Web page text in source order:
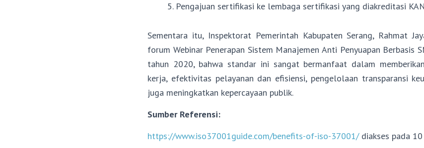
5. Pengajuan sertifikasi ke lembaga sertifikasi yang diakreditasi KAN
Sementara itu, Inspektorat Pemerintah Kabupaten Serang, Rahmat
forum Webinar Penerapan Sistem Manajemen Anti Penyuapan Berbasis
tahun 2020, bahwa standar ini sangat bermanfaat dalam
kerja, efektivitas pelayanan dan efisiensi, pengelolaan transparansi
juga meningkatkan kepercayaan publik.
Sumber Referensi:
https://www.iso37001guide.com/benefits-of-iso-37001/diakses pada